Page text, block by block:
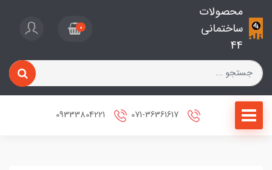
محصولات
ساختمانی
44
0